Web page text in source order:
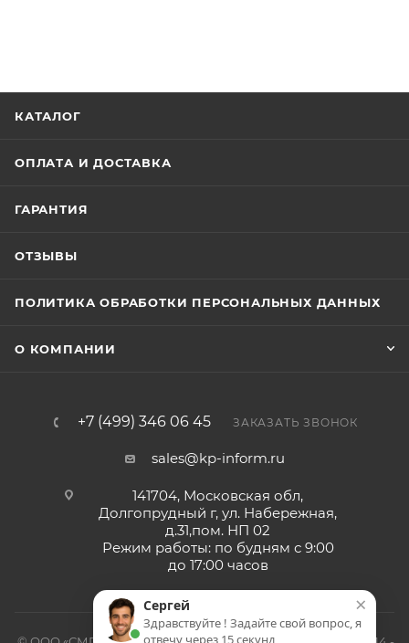
КАТАЛОГ
ОПЛАТА И ДОСТАВКА
ГАРАНТИЯ
ОТЗЫВЫ
ПОЛИТИКА ОБРАБОТКИ ПЕРСОНАЛЬНЫХ ДАННЫХ
О КОМПАНИИ
+7 (499) 346 06 45 ЗАКАЗАТЬ ЗВОНОК
sales@kp-inform.ru
141704, Московская обл,
Долгопрудный г, ул. Набережная,
д.31,пом. НП 02
Режим работы: по будням с 9:00
до 17:00 часов
×
Сергей
Здравствуйте ! Задайте свой вопрос, я
отвечу через 15 секунд